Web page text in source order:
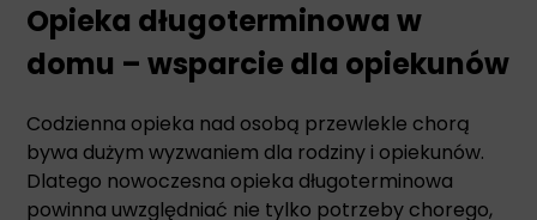
Opieka długoterminowa w
domu – wsparcie dla opiekunów
Codzienna opieka nad osobą przewlekle chorą
bywa dużym wyzwaniem dla rodziny i opiekunów.
Dlatego nowoczesna opieka długoterminowa
powinna uwzględniać nie tylko potrzeby chorego,